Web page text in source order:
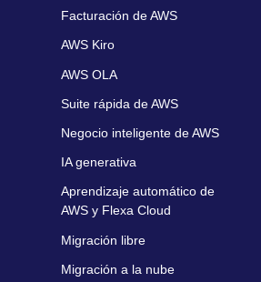
Facturación de AWS
AWS Kiro
AWS OLA
Suite rápida de AWS
Negocio inteligente de AWS
IA generativa
Aprendizaje automático de
AWS y Flexa Cloud
Migración libre
Migración a la nube